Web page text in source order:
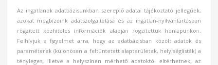
Az ingatlanok adatbázisunkban szereplő adatai tájékoztató jellegűek,
azokat megbízóink adatszolgáltatása és az ingatlan-nyilvántartásban
rögzített közhiteles információk alapján rögzítettük honlapunkon.
Felhívjuk a figyelmet arra, hogy az adatbázisban közölt adatok és
paraméterek (különösen a feltüntetett alapterületek, helyiséglisták) a
tényleges, illetve a helyszínen mérhető adatoktól eltérhetnek, az